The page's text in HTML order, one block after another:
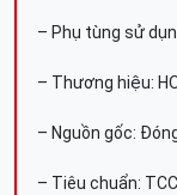
– Phụ tùng sử
– Thương hiệu:
– Nguồn gốc:
– Tiêu chuẩn: